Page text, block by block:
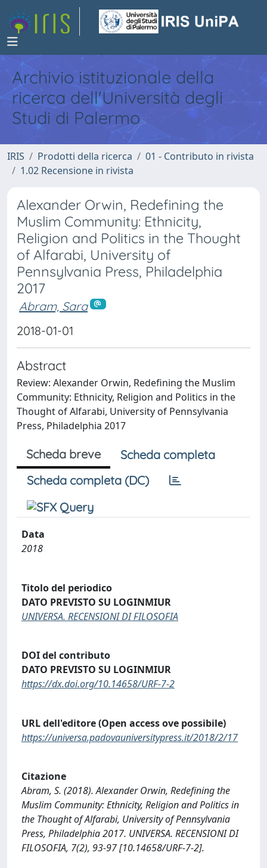
Archivio istituzionale della
ricerca dell'Università degli
Studi di Palermo
IRIS Prodotti della ricerca
01 - Contributo in rivista
1.02 Recensione in rivista
Alexander Orwin, Redefining the
Muslim Community: Ethnicity,
Religion and Politics in the Thought
of Alfarabi, University of
Pennsylvania Press, Philadelphia
2017
Abram, Sara
2018-01-01
Abstract
Review: Alexander Orwin, Redefining the Muslim
Community: Ethnicity, Religion and Politics in the
Thought of Alfarabi, University of Pennsylvania
Press, Philadelphia 2017
Scheda breve
Scheda completa
Scheda completa (DC)
Data
2018
Titolo del periodico
DATO PREVISTO SU LOGINMIUR
UNIVERSA. RECENSIONI DI FILOSOFIA
DOI del contributo
DATO PREVISTO SU LOGINMIUR
https://dx.doi.org/10.14658/URF-7-2
URL dell'editore (Open access ove possibile)
https://universa.padovauniversitypress.it/2018/2/17
Citazione
Abram, S. (2018). Alexander Orwin, Redefining the
Muslim Community: Ethnicity, Religion and Politics in
the Thought of Alfarabi, University of Pennsylvania
Press, Philadelphia 2017. UNIVERSA. RECENSIONI DI
FILOSOFIA, 7(2), 93-97 [10.14658/URF-7-2].